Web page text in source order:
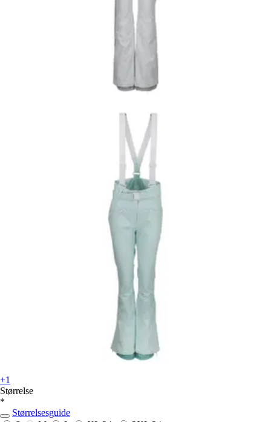
+1
Størrelse
*
Størrelsesguide